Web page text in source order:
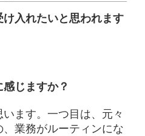
入れたいと思われます
じますか？
ます。一つ目は、元々
業務がルーティンにな